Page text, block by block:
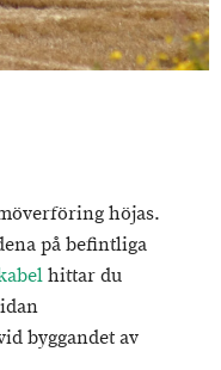
höjas.
på befintliga
hittar du
byggandet av